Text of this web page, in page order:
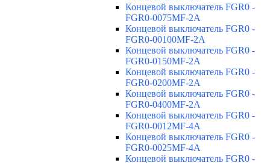
Концевой выключатель FGR0 -
FGR0-0075MF-2A
Концевой выключатель FGR0 -
FGR0-00100MF-2A
Концевой выключатель FGR0 -
FGR0-0150MF-2A
Концевой выключатель FGR0 -
FGR0-0200MF-2A
Концевой выключатель FGR0 -
FGR0-0400MF-2A
Концевой выключатель FGR0 -
FGR0-0012MF-4A
Концевой выключатель FGR0 -
FGR0-0025MF-4A
Концевой выключатель FGR0 -